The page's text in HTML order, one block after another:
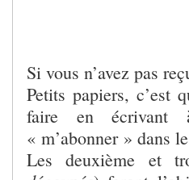
Si vous n’avez pas
Petits papiers, c’est
faire en écrivant
« m’abonner » dans
Les deuxième et